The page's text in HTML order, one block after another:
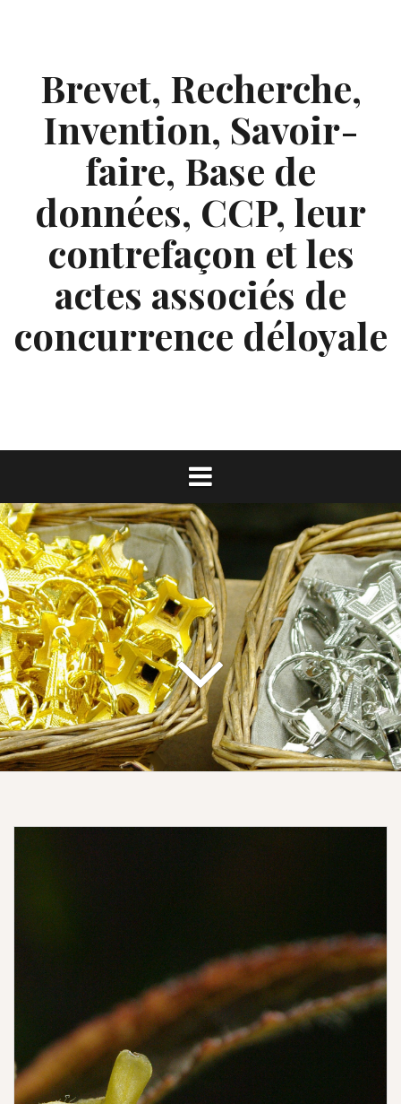
Brevet, Recherche,
Invention, Savoir-
faire, Base de
données, CCP, leur
contrefaçon et les
actes associés de
concurrence déloyale